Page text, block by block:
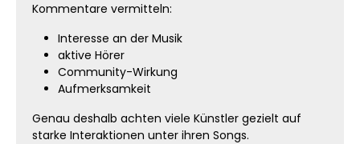
Kommentare vermitteln:
Interesse an der Musik
aktive Hörer
Community-Wirkung
Aufmerksamkeit
Genau deshalb achten viele Künstler gezielt auf
starke Interaktionen unter ihren Songs.